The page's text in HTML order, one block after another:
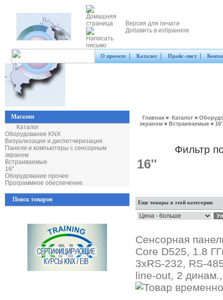
Версия для печати
Добавить в избранное
О проекте| Каталог| Прайс-лист|
Магазин
Каталог
Оборудование KNX
Визуализация и диспетчеризация
Панели и компьютеры с сенсорным
экраном
Встраиваемые
16''
Оборудование прочее
Программное обеспечение
Поиск товаров
Главная » Каталог »
экраном » Встраиваемые »
Фильтр
16''
Еще товары в этой категории
Сенсорная
Core D525, 1.8
3хRS-232, RS-
line-out, 2